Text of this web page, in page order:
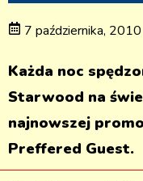
7 października, 2010
Każda noc
Starwood na
najnowszej
Preffered Guest.